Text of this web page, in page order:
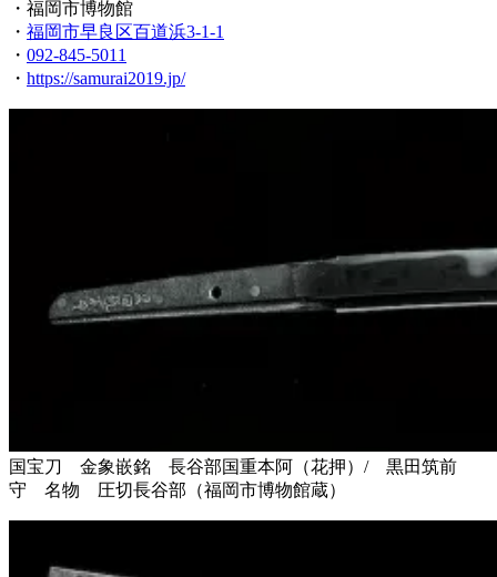
・福岡市博物館
・ 福岡市早良区百道浜3-1-1
・ 092-845-5011
・ https://samurai2019.jp/
国宝刀 金象嵌銘 長谷部国重本阿（花押）/ 黒田筑前
守 名物 圧切長谷部（福岡市博物館蔵）